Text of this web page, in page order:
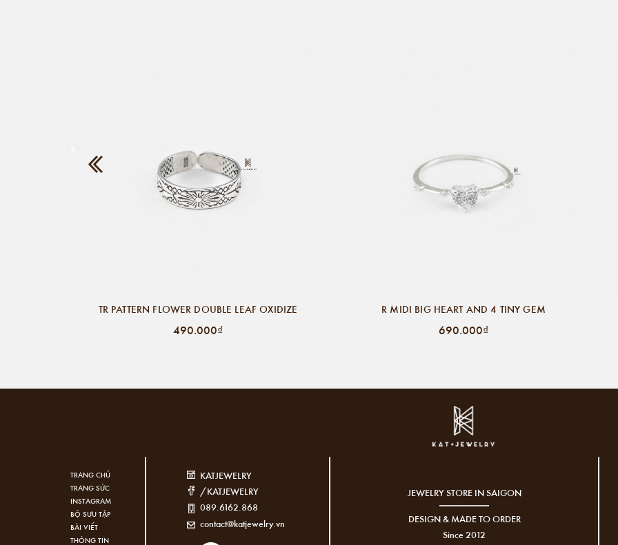
TR PATTERN FLOWER DOUBLE LEAF OXIDIZE
490.000₫
R MIDI BIG HEART AND 4 TINY GEM
690.000₫
TRANG CHỦ
TRANG SỨC
INSTAGRAM
BỘ SƯU TẬP
BÀI VIẾT
THÔNG TIN
KATJEWELRY
/KATJEWELRY
089.6162.868
contact@katjewelry.vn
JEWELRY STORE IN SAIGON
DESIGN & MADE TO ORDER
Since 2012